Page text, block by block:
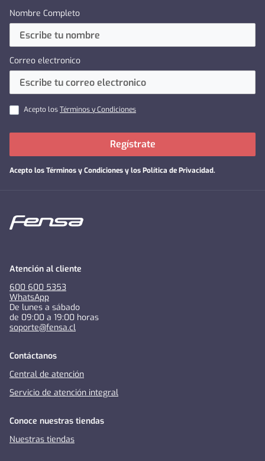
Nombre Completo
Correo electronico
Acepto losTérminos y Condiciones
Acepto losTérminos y Condiciones y los Política de Privacidad.
Regístrate
Atención al cliente
600 600 5353
WhatsApp
De lunes a sábado
de 09:00 a 19:00 horas
soporte@fensa.cl
Contáctanos
Central de atención
Servicio de atención integral
Conoce nuestras tiendas
Nuestras tiendas